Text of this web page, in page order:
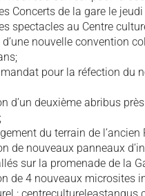
Concerts de la gare le
spectacles au Centre
nouvelle convention
pour la réfection du
d’un deuxième abribus
du terrain de l’ancien
de nouveaux panneaux
sur la promenade de la
de 4 nouveaux microsites